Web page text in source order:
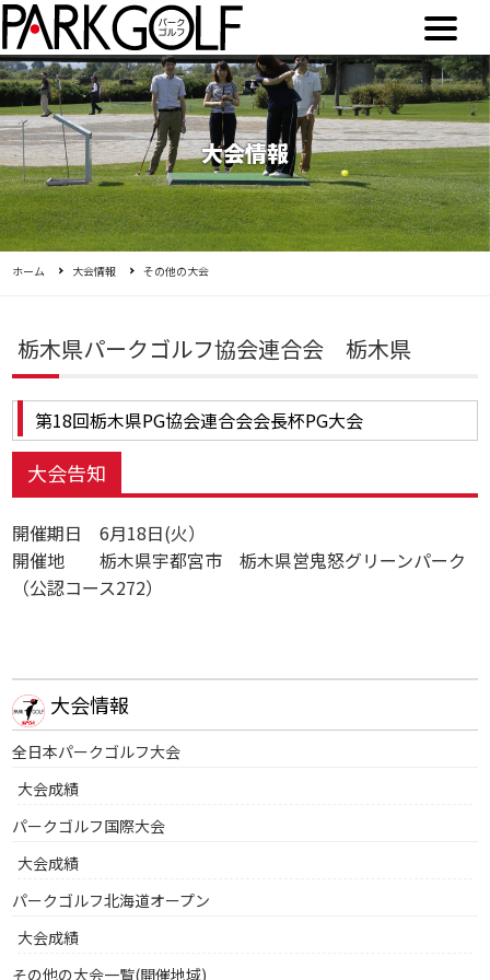
大会情報
ホーム 大会情報 その他の大会
大会情報
全日本パークゴルフ大会
大会成績
パークゴルフ国際大会
大会成績
パークゴルフ北海道オープン
大会成績
その他の大会一覧(開催地域)
栃木県パークゴルフ協会連合会 栃木県
第18回栃木県PG協会連合会会長杯PG大会
大会告知
開催期日 6月18日(火）
開催地 栃木県宇都宮市 栃木県営鬼怒グリーンパーク
（公認コース272）